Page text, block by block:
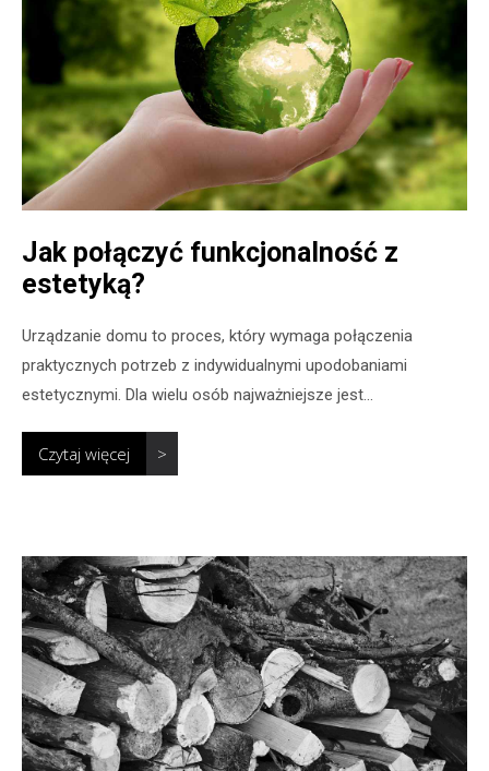
Jak połączyć funkcjonalność z
estetyką?
Urządzanie domu to proces, który wymaga połączenia
praktycznych potrzeb z indywidualnymi upodobaniami
estetycznymi. Dla wielu osób najważniejsze jest...
Czytaj więcej >